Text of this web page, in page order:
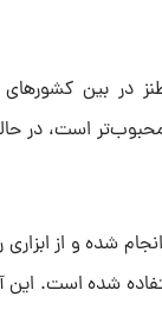
در بین کشورهای
است، در
شده و از
شده است. این